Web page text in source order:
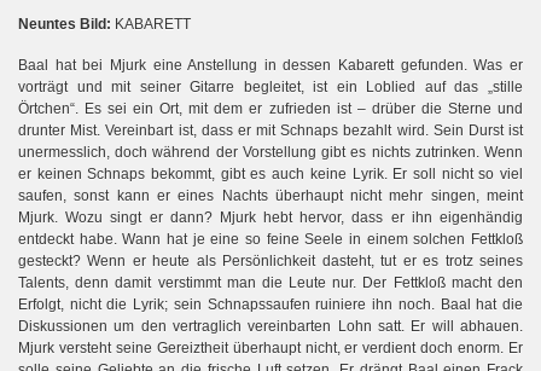
Neuntes Bild: KABARETT
Baal hat bei Mjurk eine Anstellung in dessen Kabarett gefunden. Was er
vorträgt und mit seiner Gitarre begleitet, ist ein Loblied auf das „stille
Örtchen“. Es sei ein Ort, mit dem er zufrieden ist – drüber die Sterne und
drunter Mist. Vereinbart ist, dass er mit Schnaps bezahlt wird. Sein Durst ist
unermesslich, doch während der Vorstellung gibt es nichts zutrinken. Wenn
er keinen Schnaps bekommt, gibt es auch keine Lyrik. Er soll nicht so viel
saufen, sonst kann er eines Nachts überhaupt nicht mehr singen, meint
Mjurk. Wozu singt er dann? Mjurk hebt hervor, dass er ihn eigenhändig
entdeckt habe. Wann hat je eine so feine Seele in einem solchen Fettkloß
gesteckt? Wenn er heute als Persönlichkeit dasteht, tut er es trotz seines
Talents, denn damit verstimmt man die Leute nur. Der Fettkloß macht den
Erfolgt, nicht die Lyrik; sein Schnapssaufen ruiniere ihn noch. Baal hat die
Diskussionen um den vertraglich vereinbarten Lohn satt. Er will abhauen.
Mjurk versteht seine Gereiztheit überhaupt nicht, er verdient doch enorm. Er